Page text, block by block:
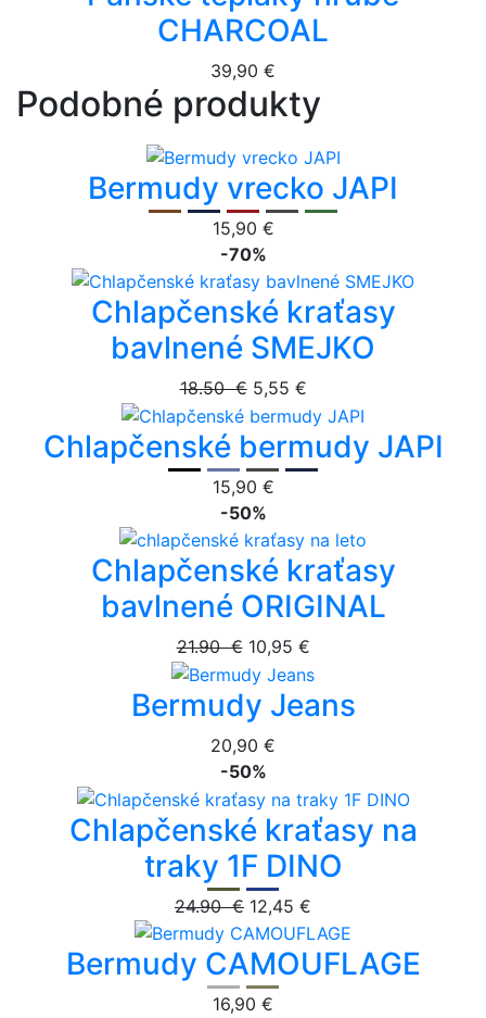
CHARCOAL
39,90 €
Podobné produkty
Bermudy vrecko JAPI
15,90 €
-70%
Chlapčenské kraťasy
bavlnené SMEJKO
18.50 € 5,55 €
Chlapčenské bermudy JAPI
15,90 €
-50%
Chlapčenské kraťasy
bavlnené ORIGINAL
21.90 € 10,95 €
Bermudy Jeans
20,90 €
-50%
Chlapčenské kraťasy na
traky 1F DINO
24.90 € 12,45 €
Bermudy CAMOUFLAGE
16,90 €